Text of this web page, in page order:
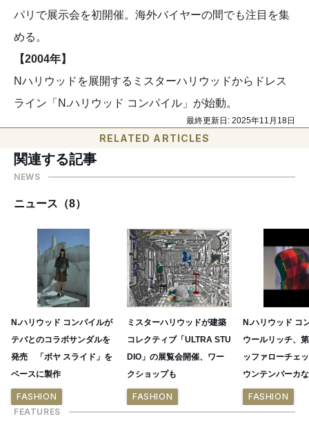
パリで展示会を初開催。海外バイヤーの間でも注目を集
める。
【2004年】
Nハリウッドを展開するミスターハリウッドからドレス
ライン「N.ハリウッド コンパイル」が始動。
最終更新日: 2025年11月18日
RELATED ARTICLES
関連する記事
NEWS
ニュース（8）
N.ハリウッド コンパイルが
テバとのコラボサンダルを
発売 「ボヤ スライド」を
ベースに製作
FASHION
ミスターハリウッドが建築
コレクティブ「ULTRA STU
DIO」の展覧会開催、ワー
クショップも
FASHION
N.ハリウッド コ
ウールリッチ、
ッファローチェ
ウンテンパーカ
FASHION
FEATURES